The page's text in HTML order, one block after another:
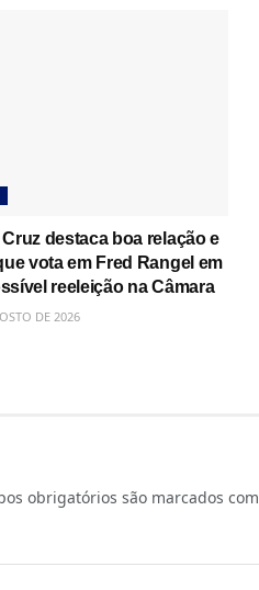
Cruz destaca boa relação e
vota em Fred Rangel em
reeleição na Câmara
DE 2026
obrigatórios são marcados com